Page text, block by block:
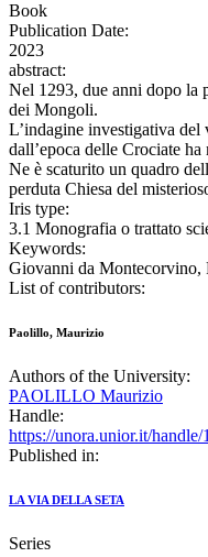
Book
Publication Date:
2023
abstract:
Nel 1293, due anni dopo la
dei Mongoli.
L’indagine investigativa del
dall’epoca delle Crociate
Ne è scaturito un quadro
perduta Chiesa del
Iris type:
3.1 Monografia o trattato
Keywords:
Giovanni da Montecorvino,
List of contributors:
Paolillo, Maurizio
Authors of the University:
PAOLILLO Maurizio
Handle:
https://unora.unior.it/handle/
Published in:
LA VIA DELLA SETA
Series